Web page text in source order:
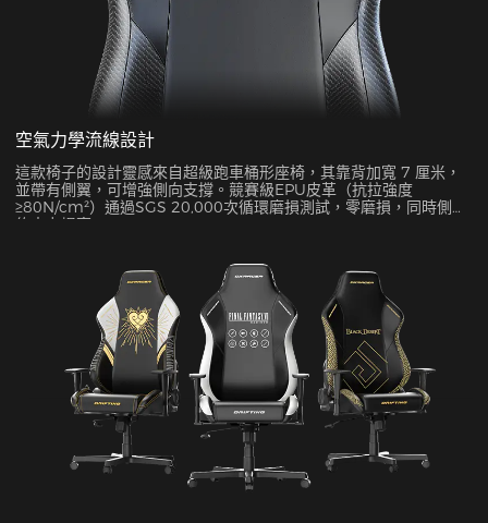
空氣力學流線設計
這款椅子的設計靈感來自超級跑車桶形座椅，其靠背加寬 7 厘米，
並帶有側翼，可增強側向支撐。競賽級EPU皮革（抗拉強度
≥80N/cm²）通過SGS 20,000次循環磨損測試，零磨損，同時側面
約束力提高45%。